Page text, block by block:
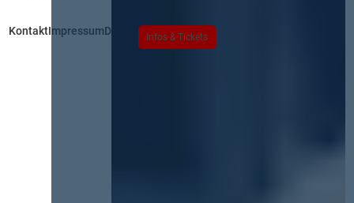
Infos & Tickets
KontaktImpressumDatenschutz